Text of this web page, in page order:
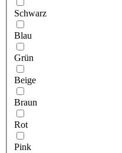
Schwarz
Blau
Grün
Beige
Braun
Rot
Pink